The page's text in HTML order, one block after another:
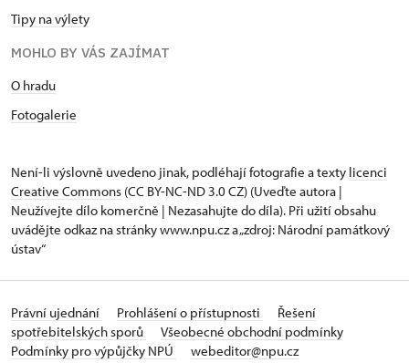
Tipy na výlety
MOHLO BY VÁS ZAJÍMAT
O hradu
Fotogalerie
Není-li výslovně uvedeno jinak, podléhají fotografie a texty licenci
Creative Commons (CC BY-NC-ND 3.0 CZ) (Uveďte autora |
Neužívejte dílo komerčně | Nezasahujte do díla). Při užití obsahu
uvádějte odkaz na stránky www.npu.cz a „zdroj: Národní památkový
ústav“
Právní ujednání Prohlášení o přístupnosti
Řešení
spotřebitelských sporů
Všeobecné obchodní podmínky
Podmínky pro výpůjčky NPÚ
webeditor@npu.cz